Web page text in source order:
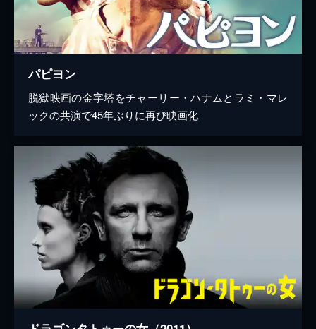
パピヨン
脱獄映画の金字塔をチャーリー・ハナムとラミ・マレ
ックの共演で45年ぶりに再び映画化